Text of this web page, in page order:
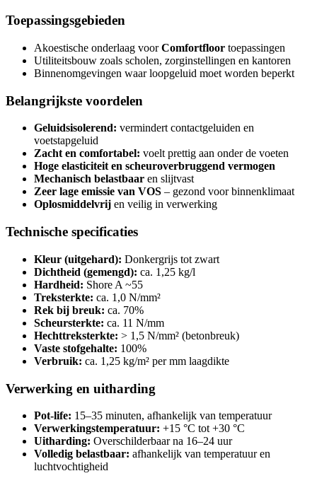
Toepassingsgebieden
Akoestische onderlaag voorComfortfloor toepassingen
Utiliteitsbouw zoals scholen, zorginstellingen en kantoren
Binnenomgevingen waar loopgeluid moet worden beperkt
Belangrijkste voordelen
Geluidsisolerend: vermindert contactgeluiden en
voetstapgeluid
Zacht en comfortabel: voelt prettig aan onder de voeten
Hoge elasticiteit en scheuroverbruggend vermogen
Mechanisch belastbaar en slijtvast
Zeer lage emissie van VOS – gezond voor binnenklimaat
Oplosmiddelvrij en veilig in verwerking
Technische specificaties
Kleur (uitgehard): Donkergrijs tot zwart
Dichtheid (gemengd): ca. 1,25 kg/l
Hardheid: Shore A ~55
Treksterkte: ca. 1,0 N/mm²
Rek bij breuk: ca. 70%
Scheursterkte: ca. 11 N/mm
Hechttreksterkte: > 1,5 N/mm² (betonbreuk)
Vaste stofgehalte: 100%
Verbruik: ca. 1,25 kg/m² per mm laagdikte
Verwerking en uitharding
Pot-life: 15–35 minuten, afhankelijk van temperatuur
Verwerkingstemperatuur: +15 °C tot +30 °C
Uitharding: Overschilderbaar na 16–24 uur
Volledig belastbaar: afhankelijk van temperatuur en
luchtvochtigheid